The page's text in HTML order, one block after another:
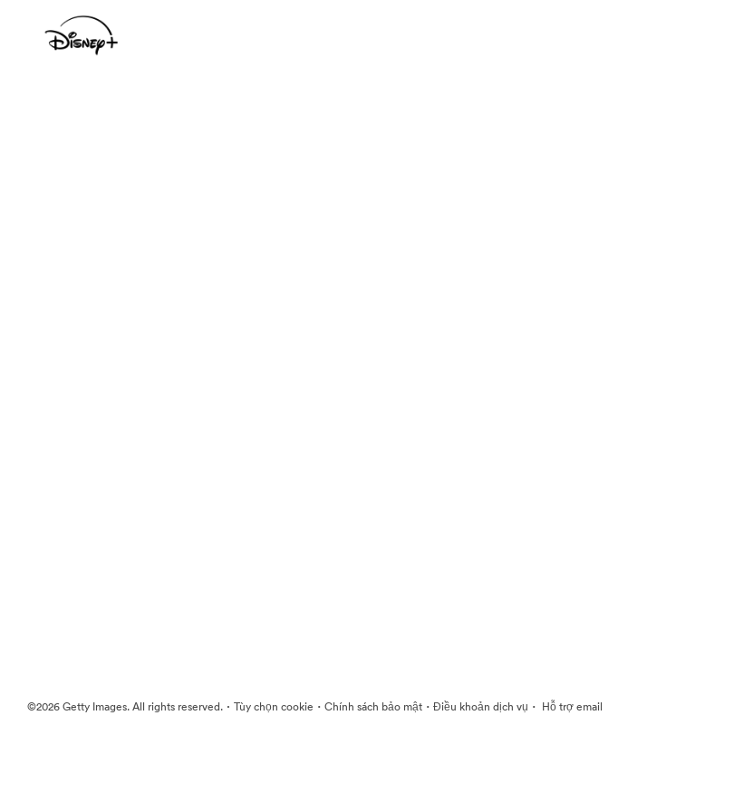
©2026 Getty Images. All rights reserved. · Tùy chọn cookie · Chính sách bảo mật · Điều khoản dịch vụ · Hỗ trợ email